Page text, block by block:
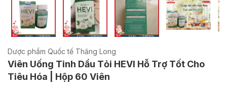
Dược phẩm Quốc tế Thăng Long
Viên Uống Tinh Dầu Tỏi HEVI Hỗ Trợ Tốt Cho
Tiêu Hóa | Hộp 60 Viên